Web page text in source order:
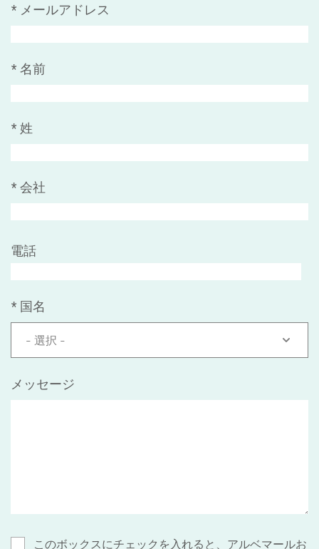
* メールアドレス
* 名前
* 姓
* 会社
電話
* 国名
- 選択 -
メッセージ
このボックスにチェックを入れると、アルベマールお